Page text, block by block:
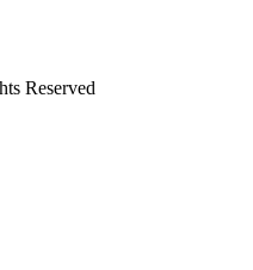
Reserved